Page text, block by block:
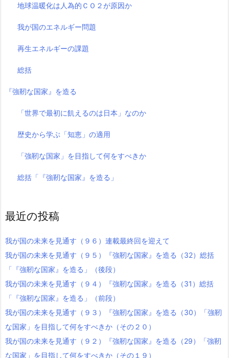
地球温暖化は人為的ＣＯ２が原因か
我が国のエネルギー問題
再生エネルギーの課題
総括
『強靭な国家』を造る
「世界で最初に飢えるのは日本」なのか
歴史から学ぶ「知恵」の適用
「強靭な国家」を目指して何をすべきか
総括「『強靭な国家』を造る」
最近の投稿
我が国の未来を見通す（９６）連載最終回を迎えて
我が国の未来を見通す（９５）『強靭な国家』を造る（32）総括
「『強靭な国家』を造る」（後段）
我が国の未来を見通す（９４）『強靭な国家』を造る（31）総括
「『強靭な国家』を造る」（前段）
我が国の未来を見通す（９３）『強靭な国家』を造る（30）「強靭
な国家」を目指して何をすべきか（その２０）
我が国の未来を見通す（９２）『強靭な国家』を造る（29）「強靭
な国家」を目指して何をすべきか（その１９）